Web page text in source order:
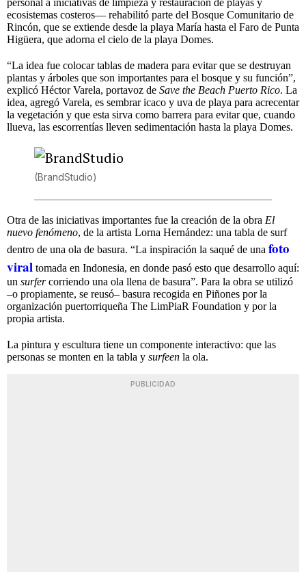
personal a iniciativas de limpieza y restauración de playas y
ecosistemas costeros— rehabilitó parte del Bosque Comunitario de
Rincón, que se extiende desde la playa María hasta el Faro de Punta
Higüera, que adorna el cielo de la playa Domes.
“La idea fue colocar tablas de madera para evitar que se destruyan
plantas y árboles que son importantes para el bosque y su función”,
explicó Héctor Varela, portavoz de Save the Beach Puerto Rico. La
idea, agregó Varela, es sembrar icaco y uva de playa para acrecentar
la vegetación y que esta sirva como barrera para evitar que, cuando
llueva, las escorrentías lleven sedimentación hasta la playa Domes.
(BrandStudio)
Otra de las iniciativas importantes fue la creación de la obra El
nuevo fenómeno, de la artista Lorna Hernández: una tabla de surf
dentro de una ola de basura. “La inspiración la saqué de una foto
viral tomada en Indonesia, en donde pasó esto que desarrollo aquí:
un surfercorriendo una ola llena de basura”. Para la obra se utilizó
–o propiamente, se reusó– basura recogida en Piñones por la
organización puertorriqueña The LimPiaR Foundation y por la
propia artista.
La pintura y escultura tiene un componente interactivo: que las
personas se monten en la tabla y surfeen la ola.
PUBLICIDAD